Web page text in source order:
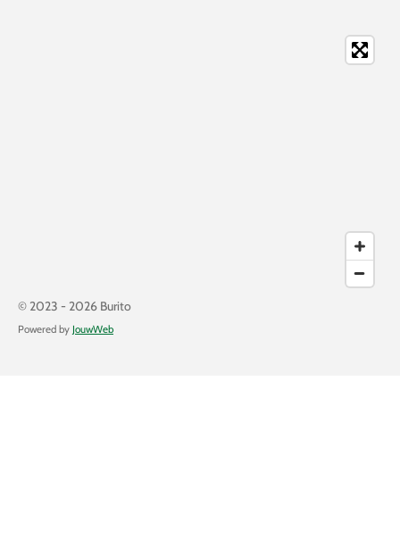
© 2023 - 2026 Burito
Powered by JouwWeb